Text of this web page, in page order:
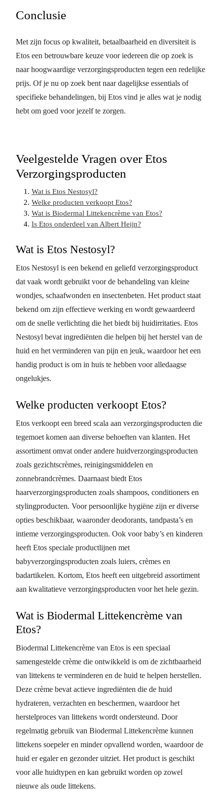
Conclusie
Met zijn focus op kwaliteit, betaalbaarheid en diversiteit is
Etos een betrouwbare keuze voor iedereen die op zoek is
naar hoogwaardige verzorgingsproducten tegen een redelijke
prijs. Of je nu op zoek bent naar dagelijkse essentials of
specifieke behandelingen, bij Etos vind je alles wat je nodig
hebt om goed voor jezelf te zorgen.
Veelgestelde Vragen over Etos
Verzorgingsproducten
Wat is Etos Nestosyl?
Welke producten verkoopt Etos?
Wat is Biodermal Littekencrème van Etos?
Is Etos onderdeel van Albert Heijn?
Wat is Etos Nestosyl?
Etos Nestosyl is een bekend en geliefd verzorgingsproduct
dat vaak wordt gebruikt voor de behandeling van kleine
wondjes, schaafwonden en insectenbeten. Het product staat
bekend om zijn effectieve werking en wordt gewaardeerd
om de snelle verlichting die het biedt bij huidirritaties. Etos
Nestosyl bevat ingrediënten die helpen bij het herstel van de
huid en het verminderen van pijn en jeuk, waardoor het een
handig product is om in huis te hebben voor alledaagse
ongelukjes.
Welke producten verkoopt Etos?
Etos verkoopt een breed scala aan verzorgingsproducten die
tegemoet komen aan diverse behoeften van klanten. Het
assortiment omvat onder andere huidverzorgingsproducten
zoals gezichtscrèmes, reinigingsmiddelen en
zonnebrandcrèmes. Daarnaast biedt Etos
haarverzorgingsproducten zoals shampoos, conditioners en
stylingproducten. Voor persoonlijke hygiëne zijn er diverse
opties beschikbaar, waaronder deodorants, tandpasta’s en
intieme verzorgingsproducten. Ook voor baby’s en kinderen
heeft Etos speciale productlijnen met
babyverzorgingsproducten zoals luiers, crèmes en
badartikelen. Kortom, Etos heeft een uitgebreid assortiment
aan kwalitatieve verzorgingsproducten voor het hele gezin.
Wat is Biodermal Littekencrème van
Etos?
Biodermal Littekencrème van Etos is een speciaal
samengestelde crème die ontwikkeld is om de zichtbaarheid
van littekens te verminderen en de huid te helpen herstellen.
Deze crème bevat actieve ingrediënten die de huid
hydrateren, verzachten en beschermen, waardoor het
herstelproces van littekens wordt ondersteund. Door
regelmatig gebruik van Biodermal Littekencrème kunnen
littekens soepeler en minder opvallend worden, waardoor de
huid er egaler en gezonder uitziet. Het product is geschikt
voor alle huidtypen en kan gebruikt worden op zowel
nieuwe als oude littekens.